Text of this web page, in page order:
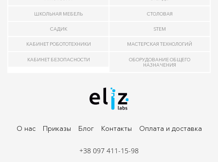
ШКОЛЬНАЯ МЕБЕЛЬ СТОЛОВАЯ
САДИК STEM
КАБИНЕТ РОБОТОТЕХНИКИ МАСТЕРСКАЯ ТЕХНОЛОГИЙ
КАБИНЕТ БЕЗОПАСНОСТИ
ОБОРУДОВАНИЕ ОБЩЕГО
НАЗНАЧЕНИЯ
О нас Приказы Блог Контакты Оплата и доставка
+38 097 411-15-98